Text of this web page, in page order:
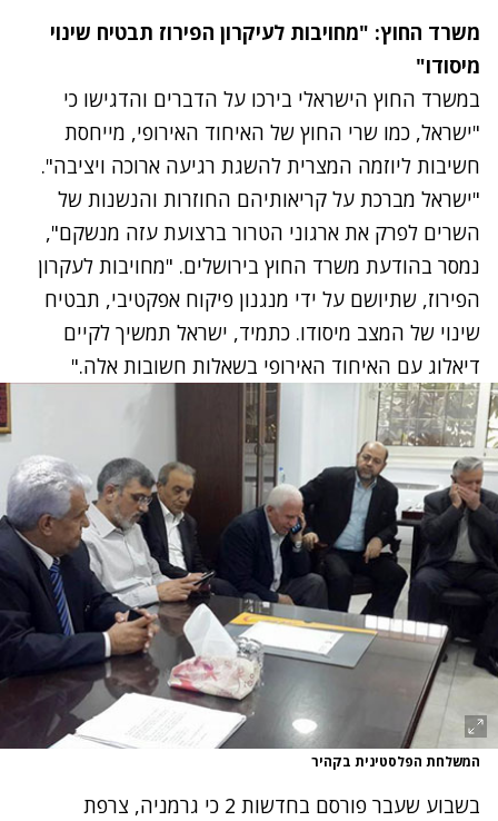
משרד החוץ: "מחויבות לעיקרון הפירוז תבטיח שינוי
מיסודו"
במשרד החוץ הישראלי בירכו על הדברים והדגישו כי
"ישראל, כמו שרי החוץ של האיחוד האירופי, מייחסת
חשיבות ליוזמה המצרית להשגת רגיעה ארוכה ויציבה".
"ישראל מברכת על קריאותיהם החוזרות והנשנות של
השרים לפרק את ארגוני הטרור ברצועת עזה מנשקם",
נמסר בהודעת משרד החוץ בירושלים. "מחויבות לעקרון
הפירוז, שתיושם על ידי מנגנון פיקוח אפקטיבי, תבטיח
שינוי של המצב מיסודו. כתמיד, ישראל תמשיך לקיים
דיאלוג עם האיחוד האירופי בשאלות חשובות אלה."
המשלחת הפלסטינית בקהיר
בשבוע שעבר פורסם בחדשות 2 כי גרמניה, צרפת